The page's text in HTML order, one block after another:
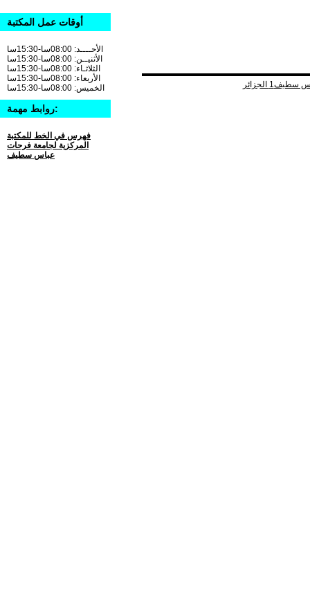
أوقات عمل المكتبة
الأحــــد: 08:00سا-15:30سا
الأثنيــن: 08:00سا-15:30سا
الثلاثـاء: 08:00سا-15:30سا
الأربعاء: 08:00سا-15:30سا
الخميس: 08:00سا-15:30سا
روابط مهمة:
فهرس في الخط للمكتبة
المركزية لجامعة فرحات
عباس سطيف